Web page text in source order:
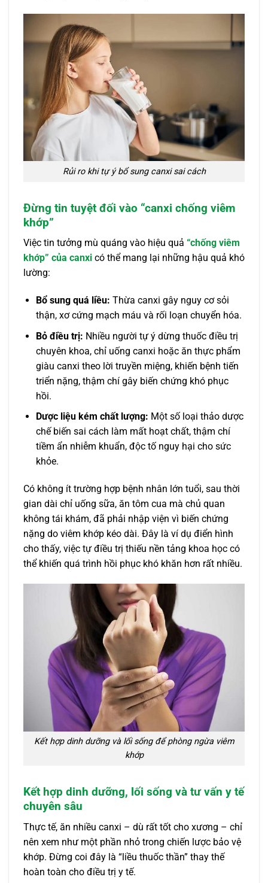
Rủi ro khi tự ý bổ sung canxi sai cách
Đừng tin tuyệt đối vào “canxi chống viêm
khớp”
Việc tin tưởng mù quáng vào hiệu quả “chống viêm
khớp” của canxi có thể mang lại những hậu quả khó
lường:
Bổ sung quá liều: Thừa canxi gây nguy cơ sỏi
thận, xơ cứng mạch máu và rối loạn chuyển hóa.
Bỏ điều trị: Nhiều người tự ý dừng thuốc điều trị
chuyên khoa, chỉ uống canxi hoặc ăn thực phẩm
giàu canxi theo lời truyền miệng, khiến bệnh tiến
triển nặng, thậm chí gây biến chứng khó phục
hồi.
Dược liệu kém chất lượng: Một số loại thảo dược
chế biến sai cách làm mất hoạt chất, thậm chí
tiềm ẩn nhiễm khuẩn, độc tố nguy hại cho sức
khỏe.
Có không ít trường hợp bệnh nhân lớn tuổi, sau thời
gian dài chỉ uống sữa, ăn tôm cua mà chủ quan
không tái khám, đã phải nhập viện vì biến chứng
nặng do viêm khớp kéo dài. Đây là ví dụ điển hình
cho thấy, việc tự điều trị thiếu nền tảng khoa học có
thể khiến quá trình hồi phục khó khăn hơn rất nhiều.
Kết hợp dinh dưỡng và lối sống để phòng ngừa viêm
khớp
Kết hợp dinh dưỡng, lối sống và tư vấn y tế
chuyên sâu
Thực tế, ăn nhiều canxi – dù rất tốt cho xương – chỉ
nên xem như một phần nhỏ trong chiến lược bảo vệ
khớp. Đừng coi đây là “liều thuốc thần” thay thế
hoàn toàn cho điều trị y tế.